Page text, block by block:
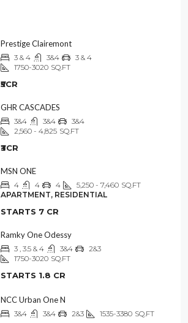
Prestige Clairemont
3 & 4 3&4
3 & 4
1750-3020 SQ.FT
₹5CR
GHR CASCADES
3&4 3&4
3&4
2,560 - 4,825 SQ.FT
₹3CR
MSN ONE
4 4 4 5,250 - 7,460 SQ.FT
APARTMENT, RESIDENTIAL
STARTS 7 CR
Ramky One Odessy
3 , 3.5 & 4 3&4
2&3
1750-3020 SQ.FT
STARTS 1.8 CR
NCC Urban One N
3&4 3&4 2&3 1535-3380 SQ.FT